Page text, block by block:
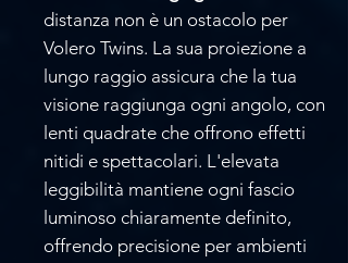
distanza non è un ostacolo per
Volero Twins. La sua proiezione a
lungo raggio assicura che la tua
visione raggiunga ogni angolo, con
lenti quadrate che offrono effetti
nitidi e spettacolari. L'elevata
leggibilità mantiene ogni fascio
luminoso chiaramente definito,
offrendo precisione per ambienti